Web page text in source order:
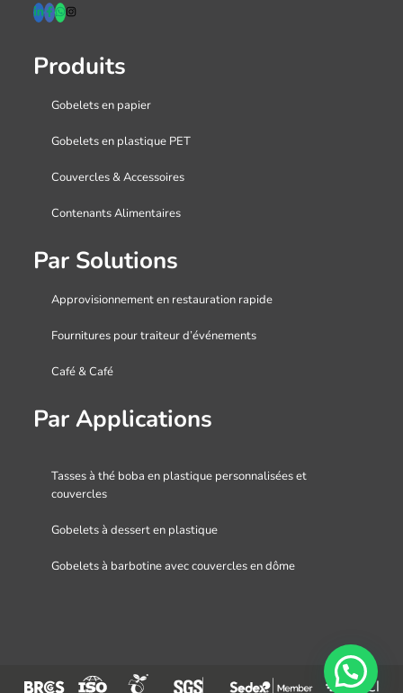
Produits
Gobelets en papier
Gobelets en plastique PET
Couvercles & Accessoires
Contenants Alimentaires
Par Solutions
Approvisionnement en restauration rapide
Fournitures pour traiteur d’événements
Café & Café
Par Applications
Tasses à thé boba en plastique personnalisées et
couvercles
Gobelets à dessert en plastique
Gobelets à barbotine avec couvercles en dôme